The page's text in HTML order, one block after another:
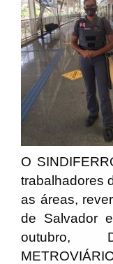
O
trabalhadores
as áreas,
de Salvador
outubro,